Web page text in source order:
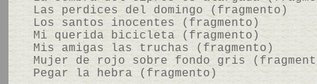
Las perdices del domingo (fragmento)
Los santos inocentes (fragmento)
Mi querida bicicleta (fragmento)
Mis amigas las truchas (fragmento)
Mujer de rojo sobre fondo gris
Pegar la hebra (fragmento)